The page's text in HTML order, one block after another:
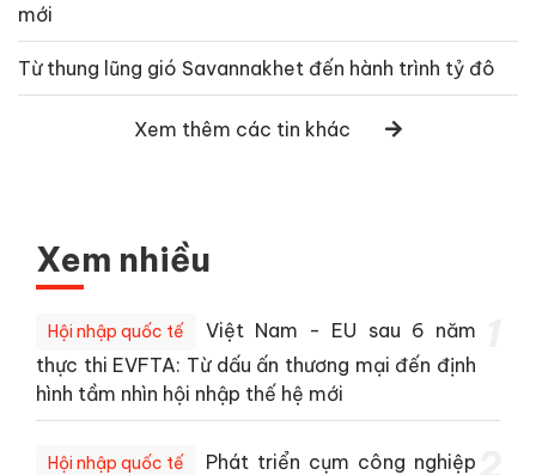
mới
Từ thung lũng gió Savannakhet đến hành trình tỷ đô
Xem thêm các tin khác
Xem nhiều
Hội nhập quốc tế
Việt Nam - EU sau 6 năm
thực thi EVFTA: Từ dấu ấn thương mại đến định
hình tầm nhìn hội nhập thế hệ mới
Hội nhập quốc tế
Phát triển cụm công nghiệp